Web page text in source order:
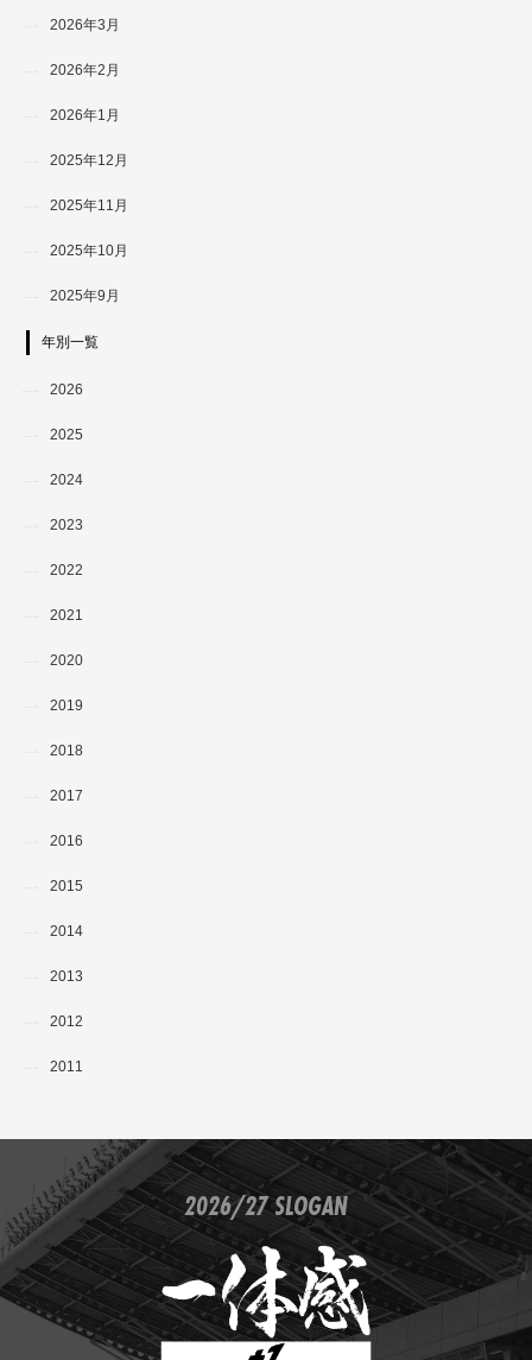
2026年3月
2026年2月
2026年1月
2025年12月
2025年11月
2025年10月
2025年9月
年別一覧
2026
2025
2024
2023
2022
2021
2020
2019
2018
2017
2016
2015
2014
2013
2012
2011
2026/27 SLOGAN